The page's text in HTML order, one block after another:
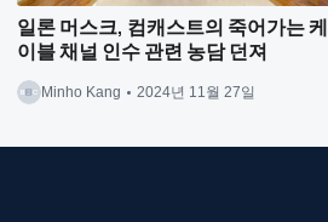
일론 머스크, 컴캐스트의 죽어가는 케
이블 채널 인수 관련 농담 던져
Minho Kang 2024년 11월 27일